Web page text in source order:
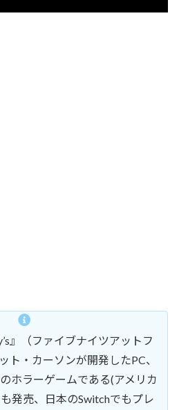
』（ファイブナイツアットフ
ト・カーソンが開発したPC、
ホラーゲームである(アメリカ
発売、日本のSwitchでもプレ